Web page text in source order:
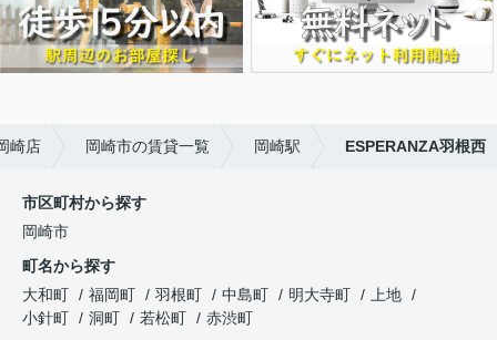
崎店 岡崎市の賃貸一覧 岡崎駅 ESPERANZA羽根西
市区町村から探す
岡崎市
町名から探す
大和町
福岡町 羽根町 中島町 明大寺町
上地
小針町
洞町 若松町
赤渋町